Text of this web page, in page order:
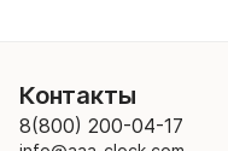
Контакты
8(800) 200-04-17